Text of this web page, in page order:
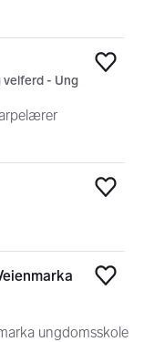
velferd - Ung
ungdomsskole